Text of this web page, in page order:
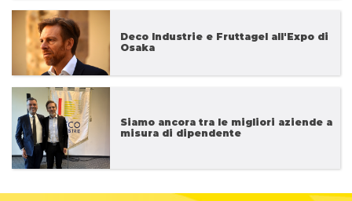
Deco Industrie e Fruttagel all'Expo di
Osaka
Siamo ancora tra le migliori aziende a
misura di dipendente